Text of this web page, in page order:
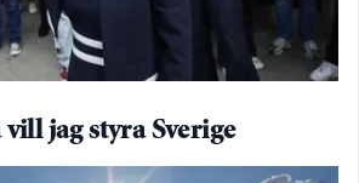
vill jag styra Sverige